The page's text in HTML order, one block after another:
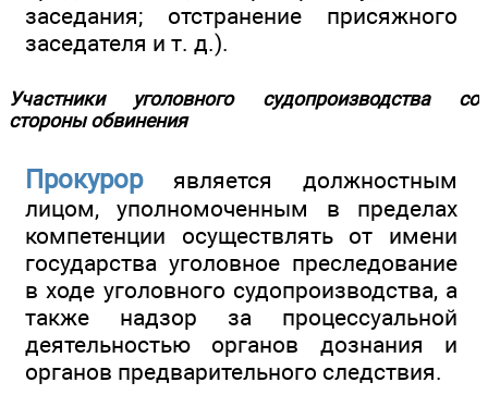
заседания; отстранение присяжного
заседателя и т. д.).
Участники уголовного судопроизводства со
стороны обвинения
Прокурорявляется должностным
лицом, уполномоченным в пределах
компетенции осуществлять от имени
государства уголовное преследование
в ходе уголовного судопроизводства, а
также надзор за процессуальной
деятельностью органов дознания и
органов предварительного следствия.